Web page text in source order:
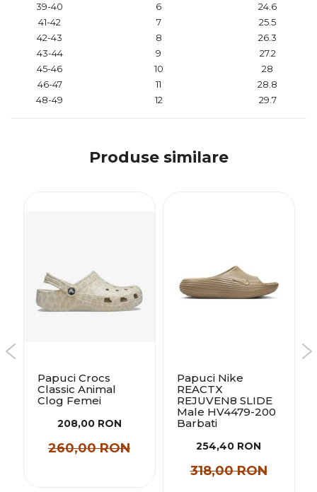
39-40 6
24.6
41-42
7
25.5
42-43
8
26.3
43-44
9
27.2
45-46
10
28
46-47
11
28.8
48-49
12 29.7
Produse similare
Papuci Crocs
Classic Animal
Clog Femei
208,00 RON
260,00 RON
Papuci Nike
REACTX
REJUVEN8 SLIDE
Male HV4479-200
Barbati
254,40 RON
318,00 RON